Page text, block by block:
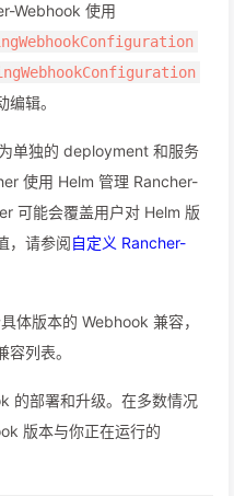
Webhook 使用
辑。
单独的 deployment 和服务
使用 Helm 管理 Rancher-
可能会覆盖用户对 Helm 版
，请参阅自定义 Rancher-
体版本的 Webhook 兼容，
列表。
的部署和升级。在多数情况
版本与你正在运行的